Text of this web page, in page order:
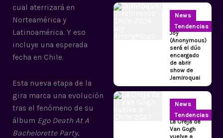
cual aterrizará en
Norteamérica y
Latinoamérica. Y eso
incluye una esperada
fecha en Chile.
Esta nueva etapa de la
gira marca una evolución
tras el fenómeno de su
álbum Ego Death At A
Bachelorette Party,
News
Tendencias
Joy
(Anonymous)
será el dúo
encargado
de abrir
show de
Jamiroquai
News
Tendencias
La Oreja de
Van Gogh
vuelve a